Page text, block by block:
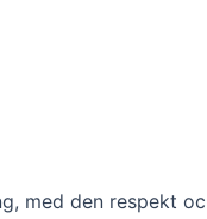
med den respekt